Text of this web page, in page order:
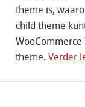
theme is,
child theme
theme. Verder